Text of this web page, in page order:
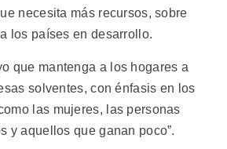
necesita más recursos, sobre
los países en desarrollo.
que mantenga a los hogares a
solventes, con énfasis en los
las mujeres, las personas
y aquellos que ganan poco”.